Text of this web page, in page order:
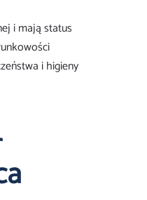
i mają status
i higieny